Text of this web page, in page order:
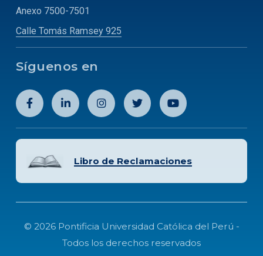
Anexo 7500-7501
Calle Tomás Ramsey 925
Síguenos en
Libro de Reclamaciones
© 2026 Pontificia Universidad Católica del Perú -
Todos los derechos reservados